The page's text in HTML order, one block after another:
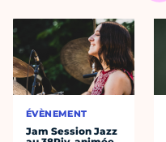
ÉVÈNEMENT
Jam Session Jazz